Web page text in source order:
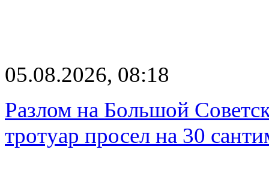
05.08.2026, 08:18
Разлом на Большой
тротуар просел на 30